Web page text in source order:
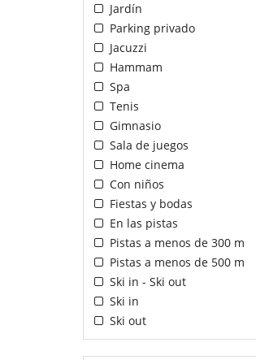
Jardín
Parking privado
Jacuzzi
Hammam
Spa
Tenis
Gimnasio
Sala de juegos
Home cinema
Con niños
Fiestas y bodas
En las pistas
Pistas a menos de 300 m
Pistas a menos de 500 m
Ski in - Ski out
Ski in
Ski out